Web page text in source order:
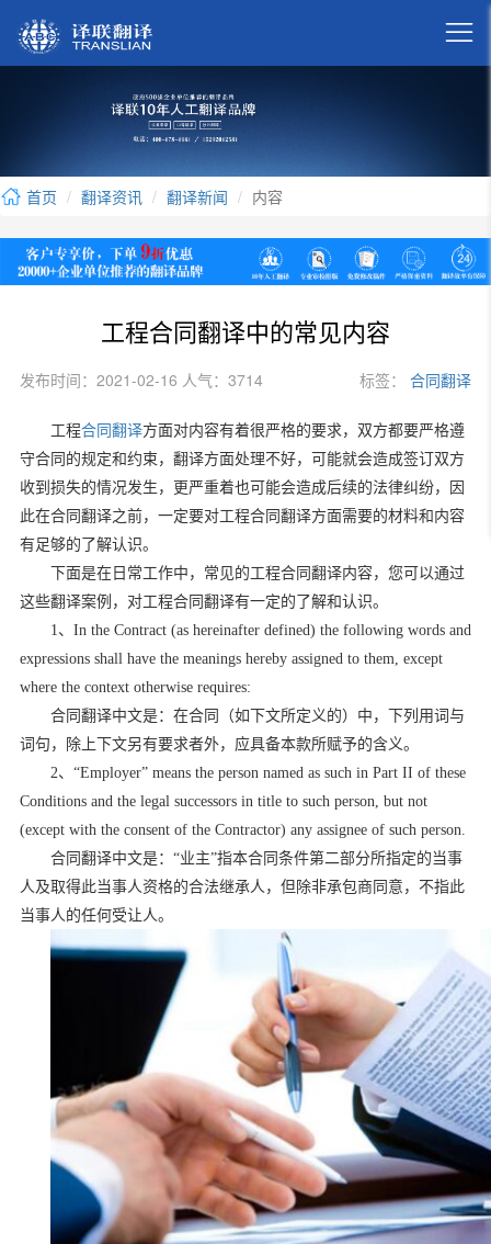

首页 翻译资讯 翻译新闻 内容
工程合同翻译中的常见内容
发布时间：2021-02-16 人气：3714 标签： 合同翻译
工程合同翻译方面对内容有着很严格的要求，双方都要严格遵
守合同的规定和约束，翻译方面处理不好，可能就会造成签订双方
收到损失的情况发生，更严重着也可能会造成后续的法律纠纷，因
此在合同翻译之前，一定要对工程合同翻译方面需要的材料和内容
有足够的了解认识。
下面是在日常工作中，常见的工程合同翻译内容，您可以通过
这些翻译案例，对工程合同翻译有一定的了解和认识。
1、 In the Contract (as hereinafter defined) the following words and
expressions shall have the meanings hereby assigned to them, except
where the context otherwise requires:
合同翻译中文是：在合同（如下文所定义的）中，下列用词与
词句，除上下文另有要求者外，应具备本款所赋予的含义。
2、 “Employer” means the person named as such in Part II of these
Conditions and the legal successors in title to such person, but not
(except with the consent of the Contractor) any assignee of such person.
合同翻译中文是：“业主”指本合同条件第二部分所指定的当事
人及取得此当事人资格的合法继承人，但除非承包商同意，不指此
当事人的任何受让人。